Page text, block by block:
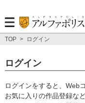
TOP > ログイン
ログイン
ログインをすると、Web
お気に入りの作品登録な